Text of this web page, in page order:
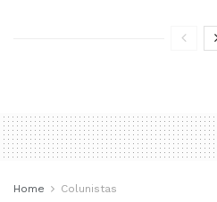
Home Colunistas